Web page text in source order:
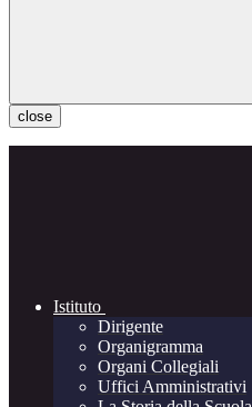
close
Istituto
Dirigente
Organigramma
Organi Collegiali
Uffici Amministrativi